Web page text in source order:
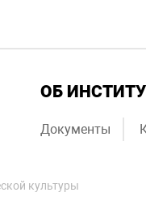
ОБ
Документы
культуры